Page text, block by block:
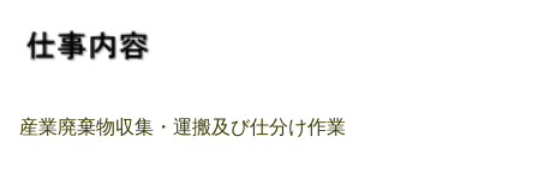
産業廃棄物収集・運搬及び仕分け作業